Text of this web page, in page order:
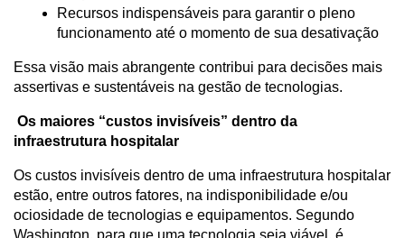
Recursos indispensáveis para garantir o pleno
funcionamento até o momento de sua desativação
Essa visão mais abrangente contribui para decisões mais
assertivas e sustentáveis na gestão de tecnologias.
Os maiores “custos invisíveis” dentro da
infraestrutura hospitalar
Os custos invisíveis dentro de uma infraestrutura hospitalar
estão, entre outros fatores, na indisponibilidade e/ou
ociosidade de tecnologias e equipamentos. Segundo
Washington, para que uma tecnologia seja viável, é